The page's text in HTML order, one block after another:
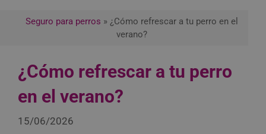
Seguro para perros » ¿Cómo refrescar a tu perro en el
verano?
¿Cómo refrescar a tu perro
en el verano?
15/06/2026